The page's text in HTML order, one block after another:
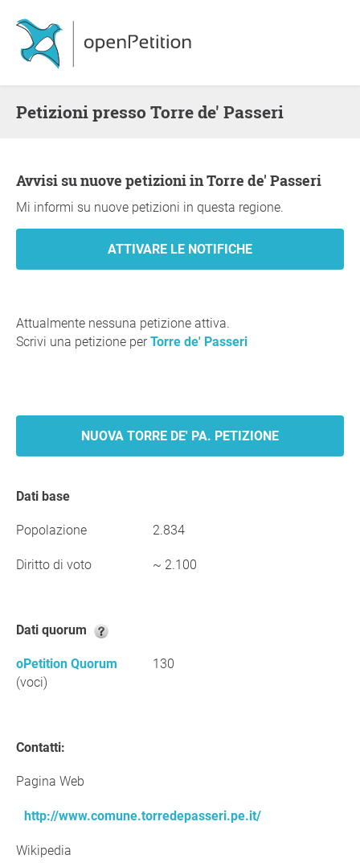
Petizioni presso Torre de' Passeri
Avvisi su nuove petizioni in Torre de' Passeri
Mi informi su nuove petizioni in questa regione.
Attualmente nessuna petizione attiva.
Scrivi una petizione perTorre de' Passeri
NUOVA TORRE DE' PA. PETIZIONE
Dati base
Popolazione 2.834
Diritto di voto ~ 2.100
Dati quorum
oPetition Quorum
(voci)
130
Contatti:
Pagina Web
http://www.comune.torredepasseri.pe.it/
Wikipedia